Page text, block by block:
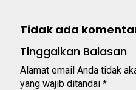
Tidak ada
Tinggalkan Balasan
Alamat email Anda tidak
yang wajib ditandai *